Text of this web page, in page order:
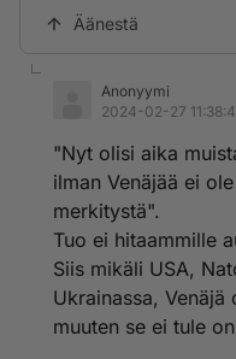
Äänestä
Anonyymi
2024-02-27
"Nyt olisi aika
ilman Venäjää ei
merkitystä".
Tuo ei hitaammille
Siis mikäli USA,
Ukrainassa,
muuten se ei tule